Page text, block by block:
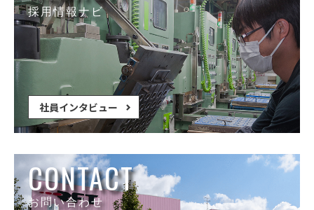
採用情報ナビ
社員インタビュー
CONTACT
お問い合わせ